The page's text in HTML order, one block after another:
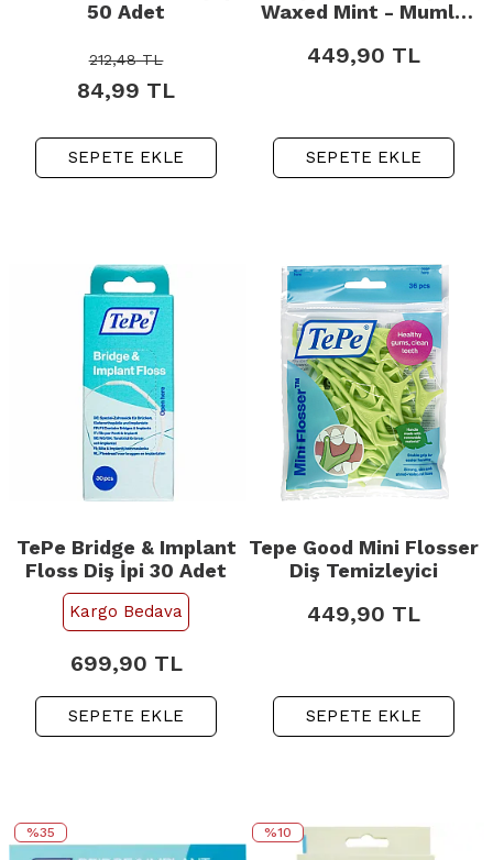
50 Adet
212,48TL
84,99 TL
SEPETE EKLE
Waxed Mint - Mumlu
449,90 TL
SEPETE EKLE
TePe Bridge & Implant
Floss Diş İpi 30 Adet
Kargo Bedava
699,90 TL
SEPETE EKLE
Tepe Good Mini Flosser
Diş Temizleyici
449,90 TL
SEPETE EKLE
%35 %10